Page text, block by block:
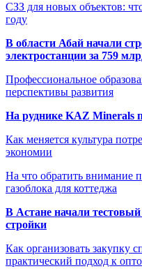
СЗЗ для новых объектов:
году
В области Абай начали
электростанции за 759
Профессиональное
перспективы развития
На руднике KAZ Minerals
Как меняется культура
экономии
На что обратить внимание
газоблока для коттеджа
В Астане начали
стройки
Как организовать закупку
практический подход к